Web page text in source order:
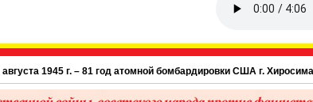
1945 г. – 81 год атомной бомбардировки США г. Хиросима в